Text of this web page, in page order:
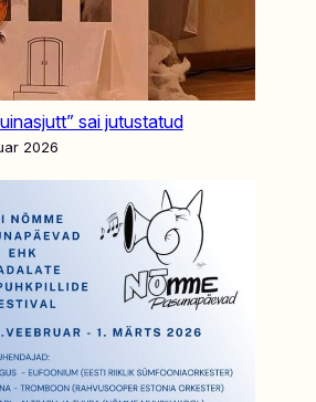
sai jutustatud
2026